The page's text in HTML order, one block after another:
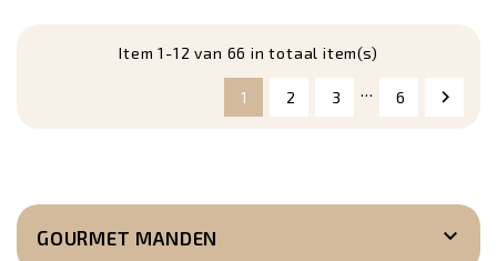
Item 1-12 van 66 in totaal item(s)
1 2 3 … 6 
GOURMET MANDEN 